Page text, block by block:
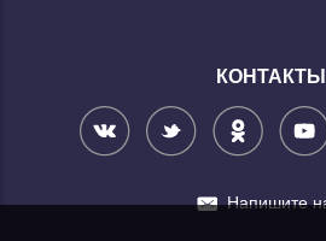
КОНТАКТЫ
Напишите